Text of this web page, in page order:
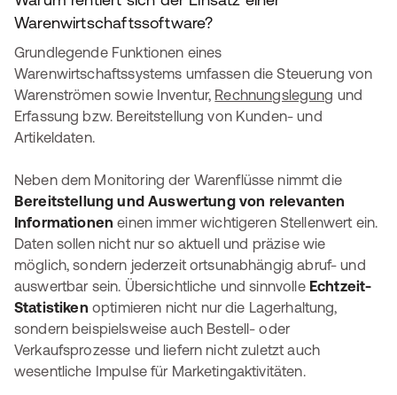
Warenwirtschaftssoftware?
Grundlegende Funktionen eines
Warenwirtschaftssystems umfassen die Steuerung von
Warenströmen sowie Inventur, Rechnungslegung und
Erfassung bzw. Bereitstellung von Kunden- und
Artikeldaten.
Neben dem Monitoring der Warenflüsse nimmt die
Bereitstellung und Auswertung von relevanten
Informationen einen immer wichtigeren Stellenwert ein.
Daten sollen nicht nur so aktuell und präzise wie
möglich, sondern jederzeit ortsunabhängig abruf- und
auswertbar sein. Übersichtliche und sinnvolle Echtzeit-
Statistiken optimieren nicht nur die Lagerhaltung,
sondern beispielsweise auch Bestell- oder
Verkaufsprozesse und liefern nicht zuletzt auch
wesentliche Impulse für Marketingaktivitäten.